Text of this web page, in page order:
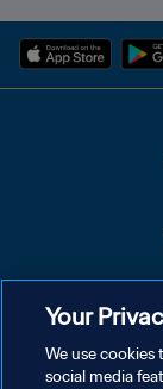
Your
We use
social media